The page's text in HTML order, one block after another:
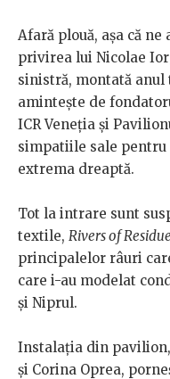
Afară plouă, așa că
privirea lui Nicolae
sinistră, montată
amintește de
ICR Veneția și
simpatiile sale
extrema dreaptă.
Tot la intrare sunt
textile, Rivers of Residue
principalelor râuri
care i-au modelat
și Niprul.
Instalația din
și Corina Oprea,